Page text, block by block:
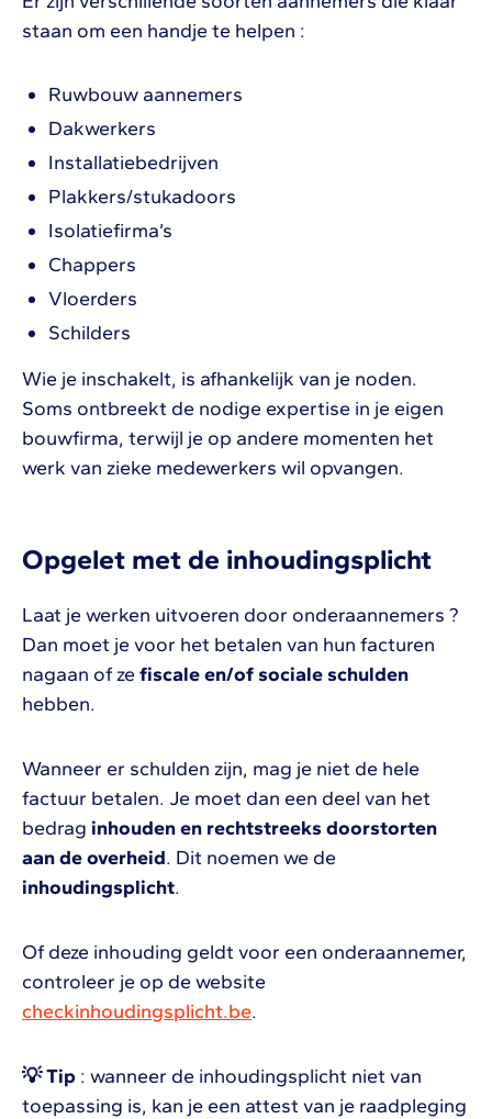
staan om een handje te helpen :
Ruwbouw aannemers
Dakwerkers
Installatiebedrijven
Plakkers/stukadoors
Isolatiefirma’s
Chappers
Vloerders
Schilders
Wie je inschakelt, is afhankelijk van je noden.
Soms ontbreekt de nodige expertise in je eigen
bouwfirma, terwijl je op andere momenten het
werk van zieke medewerkers wil opvangen.
Opgelet met de inhoudingsplicht
Laat je werken uitvoeren door onderaannemers ?
Dan moet je voor het betalen van hun facturen
nagaan of ze fiscale en/of sociale schulden
hebben.
Wanneer er schulden zijn, mag je niet de hele
factuur betalen. Je moet dan een deel van het
bedrag inhouden en rechtstreeks doorstorten
aan de overheid. Dit noemen we de
inhoudingsplicht.
Of deze inhouding geldt voor een onderaannemer,
controleer je op de website
checkinhoudingsplicht.be.
💡 Tip : wanneer de inhoudingsplicht niet van
toepassing is, kan je een attest van je raadpleging